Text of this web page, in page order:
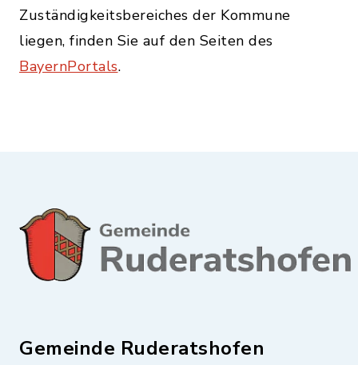
Zuständigkeitsbereiches der Kommune
liegen, finden Sie auf den Seiten des
BayernPortals.
Gemeinde Ruderatshofen